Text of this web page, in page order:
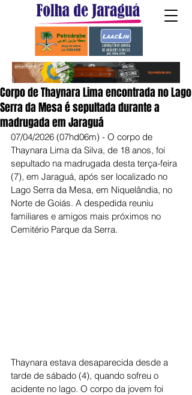
Corpo de Thaynara Lima encontrada no Lago
Serra da Mesa é sepultada durante a
madrugada em Jaraguá
07/04/2026 (07hd06m) - O corpo de
Thaynara Lima da Silva, de 18 anos, foi
sepultado na madrugada desta terça-feira
(7), em Jaraguá, após ser localizado no
Lago Serra da Mesa, em Niquelândia, no
Norte de Goiás. A despedida reuniu
familiares e amigos mais próximos no
Cemitério Parque da Serra.
Thaynara estava desaparecida desde a
tarde de sábado (4), quando sofreu o
acidente no lago. O corpo da jovem foi